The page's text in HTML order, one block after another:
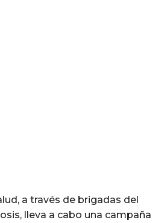
a través de brigadas del
lleva a cabo una campaña